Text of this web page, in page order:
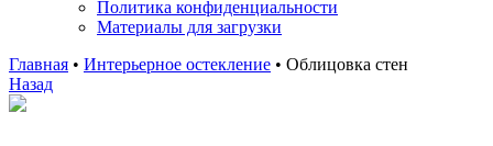
Политика конфиденциальности
Материалы для загрузки
Главная • Интерьерное остекление • Облицовка стен
Назад